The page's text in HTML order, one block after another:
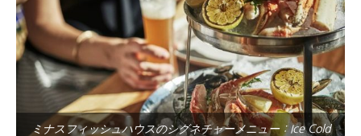
ミナスフィッシュハウスのシグネチャーメニュー：Ice Cold